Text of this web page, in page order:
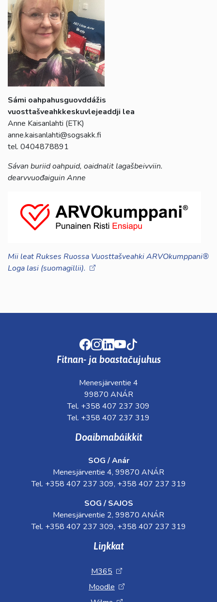
Sámi oahpahusguovddážis
vuosttašveahkkeskuvlejeaddji lea
Anne Kaisanlahti (ETK)
anne.kaisanlahti@sogsakk.fi
tel. 0404878891
Sávan buriid oahpuid, oaidnalit lagašbeivviin.
dearvvuođaiguin Anne
Mii leat Rukses Ruossa Vuosttašveahki ARVOkumppani®
Loga lasi (suomagillii).
Facebook
Instagram
LinkedIn
Youtube
Fitnan- ja boastačujuhus
Menesjärventie 4
99870 ANÁR
Tel. +358 407 237 309
Tel. +358 407 237 319
Doaibmabáikkit
SOG / Anár
Menesjärventie 4, 99870 ANÁR
Tel. +358 407 237 309, +358 407 237 319
SOG / SAJOS
Menesjärventie 2, 99870 ANÁR
Tel. +358 407 237 309, +358 407 237 319
Liŋkkat
M365
Moodle